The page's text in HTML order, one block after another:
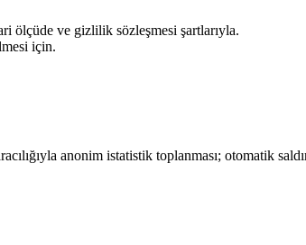
ölçüde ve gizlilik sözleşmesi şartlarıyla.
için.
anonim istatistik toplanması; otomatik